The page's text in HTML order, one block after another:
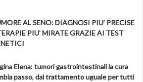
AL SENO: DIAGNOSI PIU’ PRECISE
PIU’ MIRATE GRAZIE AI TEST
Elena: tumori gastrointestinali la cura
passo, dal trattamento uguale per tutti